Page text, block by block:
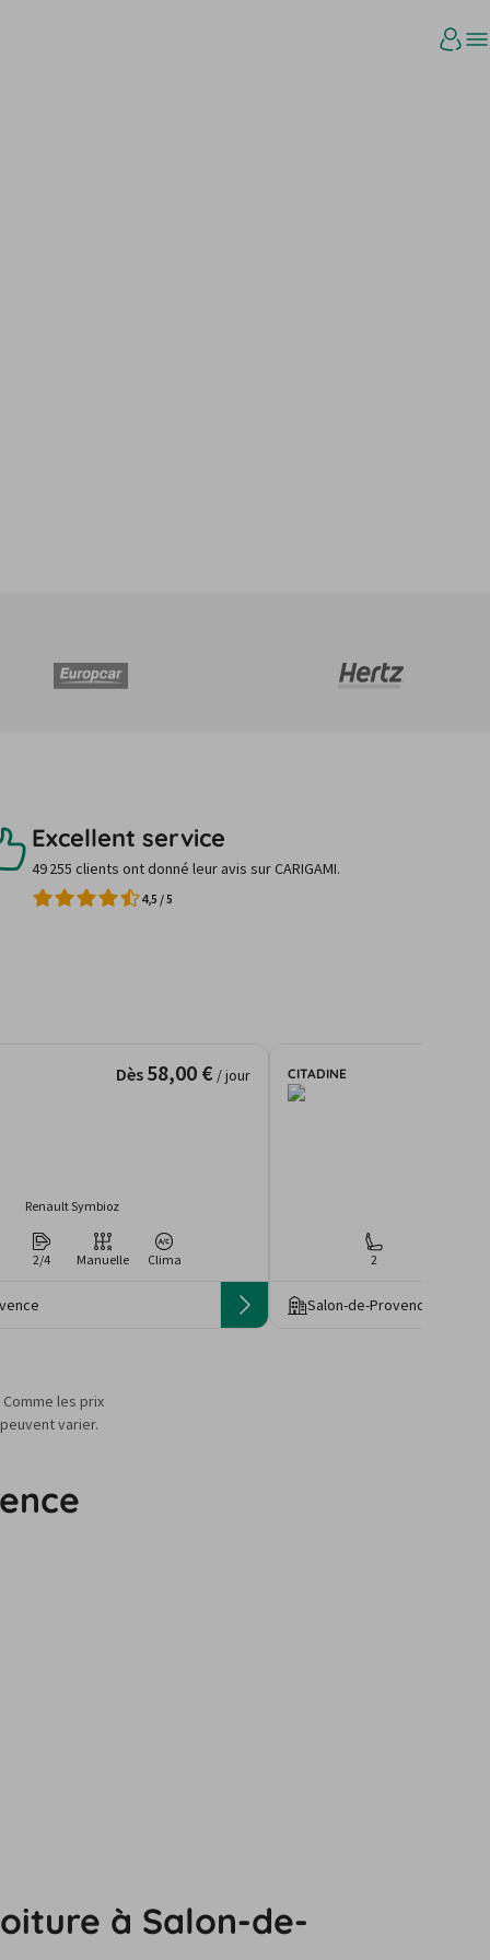
Excellent service
49 255 clients ont donné leur avis sur CARIGAMI.
4,5 /5
Dès 58,00 € / jour
Renault Symbioz
2/4 Manuelle Clima
CITADINE
2
Salon-de-Provence
les prix
varier.
à Salon-de-